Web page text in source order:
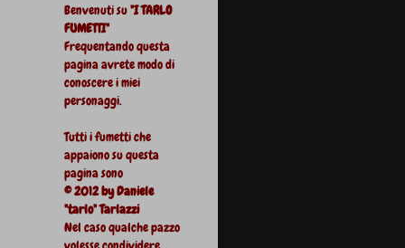
Benvenuti su"I TARLO
FUMETTI"
Frequentando questa
pagina avrete modo di
conoscere i miei
personaggi.
Tutti i fumetti che
appaiono su questa
pagina sono
© 2012 by Daniele
"tarlo" Tarlazzi
Nel caso qualche pazzo